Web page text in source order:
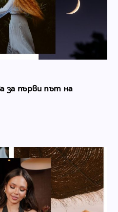
за първи път на